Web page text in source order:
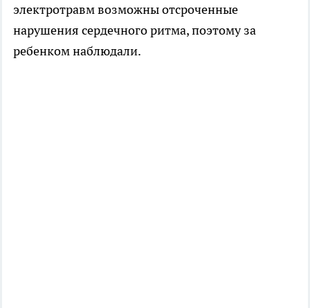
электротравм возможны отсроченные
нарушения сердечного ритма, поэтому за
ребенком наблюдали.